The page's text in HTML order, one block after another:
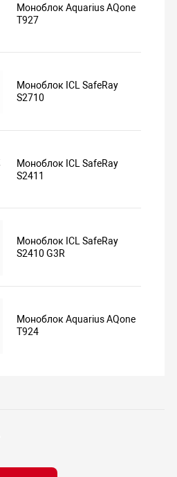
Моноблок Aquarius AQone
T927
Моноблок ICL SafeRay
S2710
Моноблок ICL SafeRay
S2411
Моноблок ICL SafeRay
S2410 G3R
Моноблок Aquarius AQone
T924